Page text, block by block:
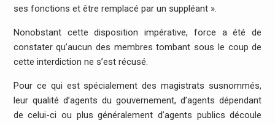
ses fonctions et être remplacé par un suppléant ».
Nonobstant cette disposition impérative, force a été de
constater qu’aucun des membres tombant sous le coup de
cette interdiction ne s’est récusé.
Pour ce qui est spécialement des magistrats susnommés,
leur qualité d’agents du gouvernement, d’agents dépendant
de celui-ci ou plus généralement d’agents publics découle